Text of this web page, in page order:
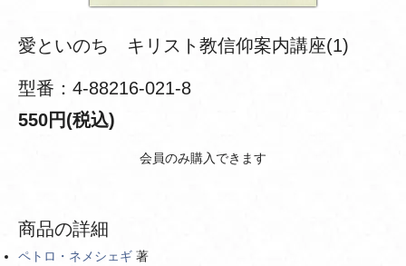
愛といのち キリスト教信仰案内講座(1)
型番：4-88216-021-8
550円(税込)
会員のみ購入できます
商品の詳細
ペトロ・ネメシェギ 著